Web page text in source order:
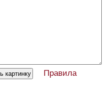
Правила